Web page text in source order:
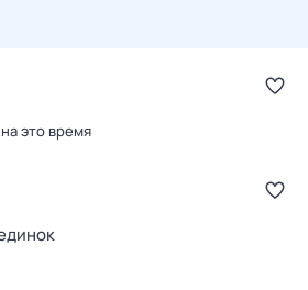
это время